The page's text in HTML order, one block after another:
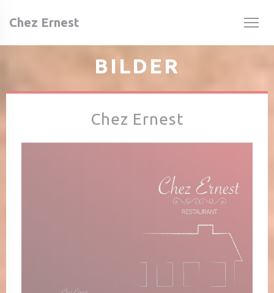
Chez Ernest
BILDER
Chez Ernest